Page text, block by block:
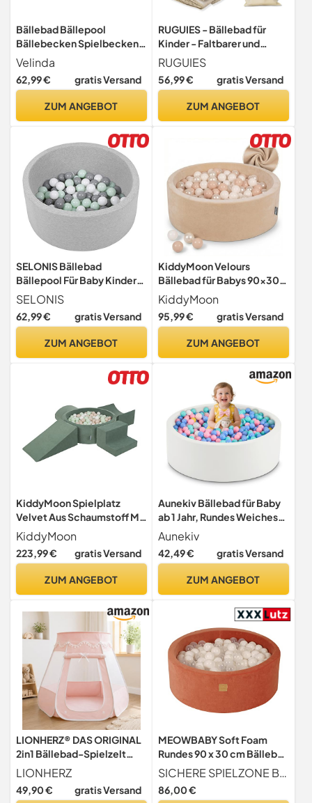
Bällebad Bällepool
Bällebecken Spielbecken
Kordsamt-Bezug 200 Bälle
rund ⌀90 cm (Farbe des
Pools/der Bälle: grau/weiß,
(pastell))
Velinda
62,99 € gratis Versand
ZUM ANGEBOT
RUGUIES - Bällebad für
Kinder - Faltbarer und
tragbarer Bällebad -
Spielzeugwürfel für drinnen
und draußen - (Bälle Nicht
enthalten).
RUGUIES
56,99 € gratis Versand
ZUM ANGEBOT
SELONIS Bällebad
Bällepool Für Baby Kinder
70X30cm/150 Bälle Rund,
Hellgrau: Weiß/Grau/Minze
SELONIS
62,99 € gratis Versand
ZUM ANGEBOT
KiddyMoon Velours
Bällebad für Babys 90x30
mit 200 Bälle 7cm
Ballgruben Sensorik
Spielzeug Kleinkinder
Weiß Perle
KiddyMoon
95,99 € gratis Versand
ZUM ANGEBOT
KiddyMoon Spielplatz
Velvet Aus Schaumstoff Mit
Samt Rund Bällebad (200
Bälle) + Version 5
Ballgruben Für Babys
Waldgrün:
KiddyMoon
223,99 € gratis Versand
ZUM ANGEBOT
Aunekiv Bällebad für Baby
ab 1 Jahr, Rundes Weiches
Schaumstoff-Bällebad
ohne Bälle, 90x30 cm
Bällepool Spielzeug für
Aunekiv
42,49 € gratis Versand
ZUM ANGEBOT
LIONHERZ® DAS ORIGINAL
2in1 Bällebad-Spielzelt
[Baumwolle/Hanf] für
Kinder
LIONHERZ
49,90 € gratis Versand
MEOWBABY Soft Foam
Rundes 90 x 30 cm Bällebad
mit 200 Stück Bällen für
Babys & Kleinkinder -
Baby-Laufstall &
SICHERE SPIELZONE Bieten Sie Ihren Kindern einen weichen, dicken, runden ball pit, der die sensorische & motorische Entwicklung, & beobachten Sie, wie sie in einer komfortablen & sicheren Umgebung spielen.
86,00 €